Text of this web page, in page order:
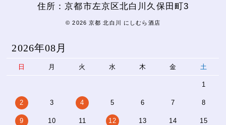
住所：京都市左京区北白川久保田町3
© 2026 京都 北白川 にしむら酒店
2026年08月
日 月 火 水 木 金 土
1
2 3 4 5 6 7 8
9 10 11 12 13 14 15